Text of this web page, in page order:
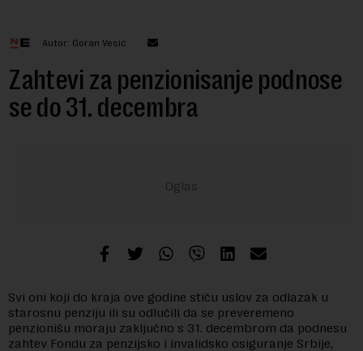
Autor: Goran Vesić
Zahtevi za penzionisanje podnose
se do 31. decembra
Svi oni koji do kraja ove godine stiču uslov za odlazak u
starosnu penziju ili su odlučili da se preveremeno
penzionišu moraju zaključno s 31. decembrom da podnesu
zahtev Fondu za penzijsko i invalidsko osiguranje Srbije,